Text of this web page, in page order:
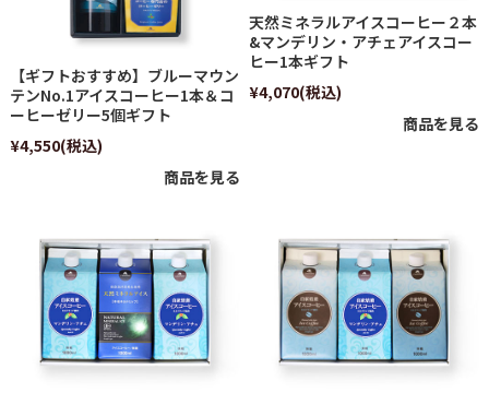
【ギフトおすすめ】ブルーマウン
テンNo.1アイスコーヒー1本＆コ
ーヒーゼリー5個ギフト
¥4,550(税込)
商品を見る
天然ミネラルアイスコーヒー２本
&マンデリン・アチェアイスコー
ヒー1本ギフト
¥4,070(税込)
商品を見る